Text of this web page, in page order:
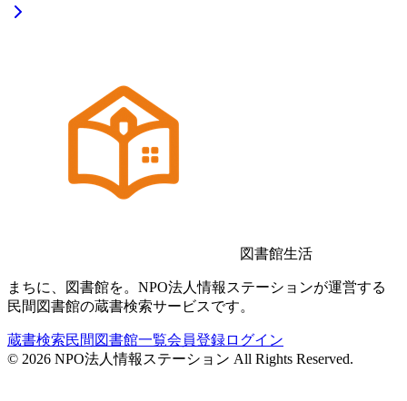
図書館生活
まちに、図書館を。NPO法人情報ステーションが運営する
民間図書館の蔵書検索サービスです。
蔵書検索民間図書館一覧会員登録ログイン
© 2026 NPO法人情報ステーション All Rights Reserved.